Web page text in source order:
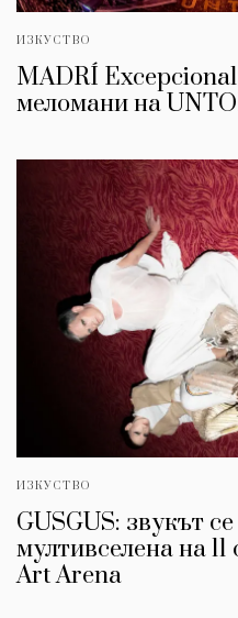
ИЗКУСТВО
MADRÍ
меломани на
ИЗКУСТВО
GUSGUS: звукът
мултивселена на
Art Arena